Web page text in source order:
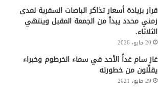
قرار بزيادة أسعار تذاكر الباصات السفرية لمدى
زمني محدد يبدأ من الجمعة المقبل وينتهي
الثلاثاء.
20 مايو، 2026
غاز سام غداً الأحد في سماء الخرطوم وخبراء
يقلِّلون من خطورته
29 مايو، 2021